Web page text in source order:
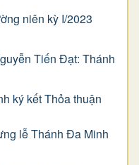
niên kỳ I/2023
Tiến Đạt: Thánh
ký kết Thỏa thuận
lễ Thánh Đa Minh